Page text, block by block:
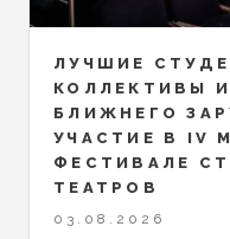
ЛУЧШИЕ
КОЛЛЕКТИВЫ
БЛИЖНЕГО
УЧАСТИЕ В IV
ФЕСТИВАЛЕ
ТЕАТРОВ
03.08.2026